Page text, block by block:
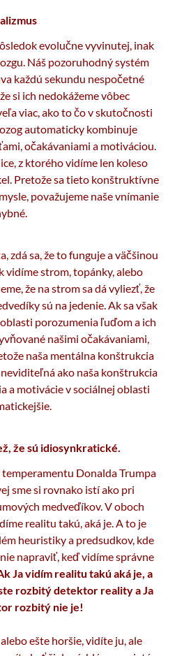
evolučne vyvinutej, inak
Náš pozoruhodný systém
každú sekundu nespočetné
si ich nedokážeme vôbec
viac, ako to čo v skutočnosti
automaticky kombinuje
očakávaniami a motiváciou.
z ktorého vidíme len koleso
Pretože sa tieto konštruktívne
považujeme naše vnímanie
zdá sa, že to funguje a väčšinou
vidíme strom, topánky, alebo
že na strom sa dá vyliezť, že
sú na jedenie. Ak sa však
porozumenia ľuďom a ich
našimi očakávaniami,
naša mentálna konštrukcia
ako naša konštrukcia
a motivácie v sociálnej oblasti
že sú idiosynkratické.
Donalda Trumpa
sme si rovnako istí ako pri
medveďíkov. V oboch
realitu takú, aká je. A to je
heuristiky a predsudkov, kde
napraviť, keď vidíme správne
Ja vidím realitu takú aká je, a
rozbitý detektor reality a Ja
rozbitý nie je!
ešte horšie, vidíte ju, ale